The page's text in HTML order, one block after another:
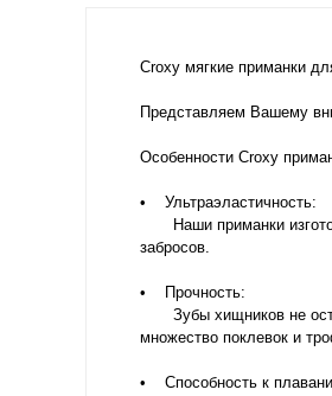
Croxy мягкие приманки
Представляем Вашему
Особенности Croxy
• Ультраэластичность:
Наши приманки
забросов.
• Прочность:
Зубы хищников не
множество поклевок и
• Способность к